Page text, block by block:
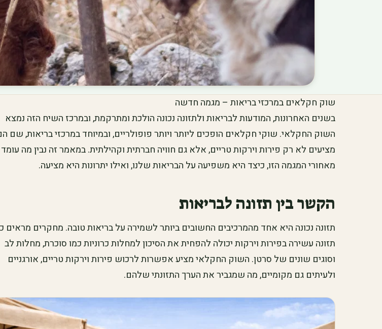
שוק חקלאים במרכזי בריאות – מגמה חדשה
בשנים האחרונות, המודעות לבריאות ולתזונה נכונה הולכת ומתרקמת, ובמרכז השיח הזה נמצא
השוק החקלאי. שוקי חקלאים הופכים ליותר ויותר פופולריים, ובמיוחד במרכזי בריאות, שם
מציעים לא רק פירות וירקות טריים, אלא גם חוויה חברתית וקהילתית. במאמר זה נבין מה עומד
מאחורי המגמה הזו, כיצד היא משפיעה על הבריאות שלנו, ואילו יתרונות היא מציעה.
הקשר בין תזונה לבריאות
תזונה נכונה היא אחד מהמרכיבים החשובים ביותר לשמירה על בריאות טובה. מחקרים מראים
תזונה עשירה בפירות וירקות יכולה להפחית את הסיכון למחלות כרוניות כמו סוכרת, מחלות לב
וסוגים שונים של סרטן. השוק החקלאי מציע אפשרות לרכוש פירות וירקות טריים, אורגניים
ולעיתים גם מקומיים, מה שמגביר את הערך התזונתי שלהם.